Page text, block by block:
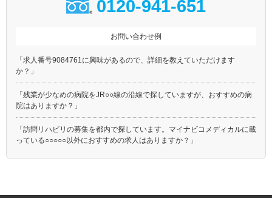
0120-941-651
お問い合わせ例
「求人番号9084761に興味があるので、詳細を教えていただけます
か？」
「残業が少なめの病院をJR○○線の沿線で探していますが、おすすめの病
院はありますか？」
「訪問リハビリの募集を都内で探しています。マイナビコメディカルに載
っている○○○○○以外におすすめの求人はありますか？」